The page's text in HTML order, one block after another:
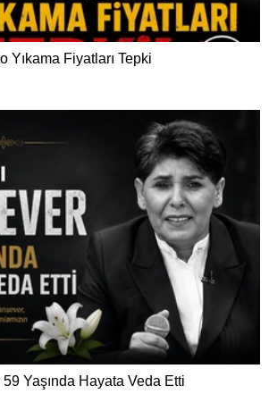
Yıkama Fiyatları Tepki
Yaşında Hayata Veda Etti